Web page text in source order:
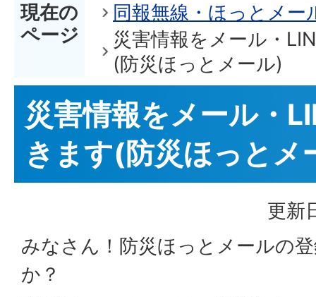
現在の
ページ
同報無線・ほっとメー
災害情報をメール・
(防災ほっとメール)
災害情報をメール・
きます(防災ほっとメ
更新
みなさん！防災ほっとメールの
か？